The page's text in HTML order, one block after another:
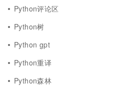
Python评论区
Python树
Python gpt
Python重译
Python森林